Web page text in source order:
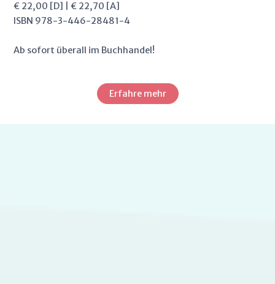
€ 22,00 [D] | € 22,70 [A]
ISBN 978-3-446-28481-4
Ab sofort überall im Buchhandel!
Erfahre mehr